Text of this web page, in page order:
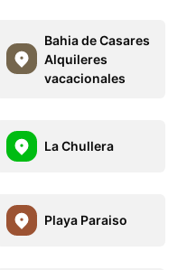
Bahia de Casares
Alquileres
vacacionales
La Chullera
Playa Paraiso